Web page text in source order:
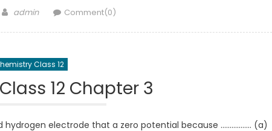
Author
admin Comment(0)
Class 12
12 Chapter 3
electrode that a zero potential because …………….. (a)